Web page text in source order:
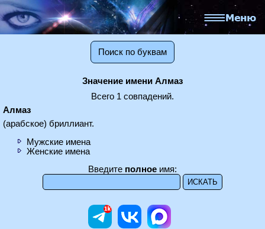
Поиск по буквам
Значение имени Алмаз
Всего 1 совпадений.
Алмаз
(арабское) бриллиант.
Мужские имена
Женские имена
Введите полное имя: